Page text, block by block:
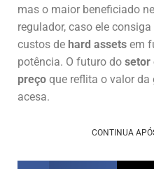
mas o maior beneficiado
regulador, caso ele
custos de hard assets em
potência. O futuro do setor
preço que reflita o valor da
acesa.
CONTINUA